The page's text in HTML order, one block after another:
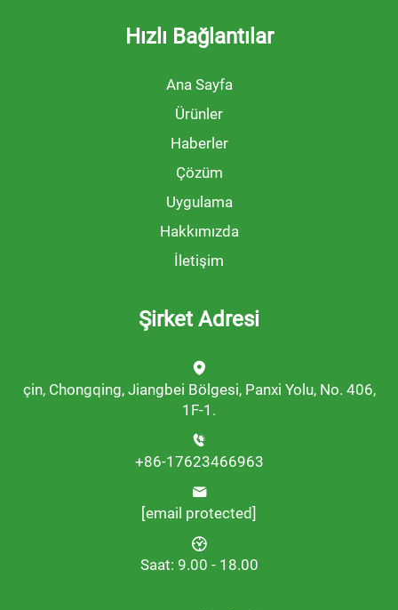
Hızlı Bağlantılar
Ana Sayfa
Ürünler
Haberler
Çözüm
Uygulama
Hakkımızda
İletişim
Şirket Adresi
çin, Chongqing, Jiangbei Bölgesi, Panxi Yolu, No. 406,
1F-1.
+86-17623466963
[email protected]
Saat: 9.00 - 18.00